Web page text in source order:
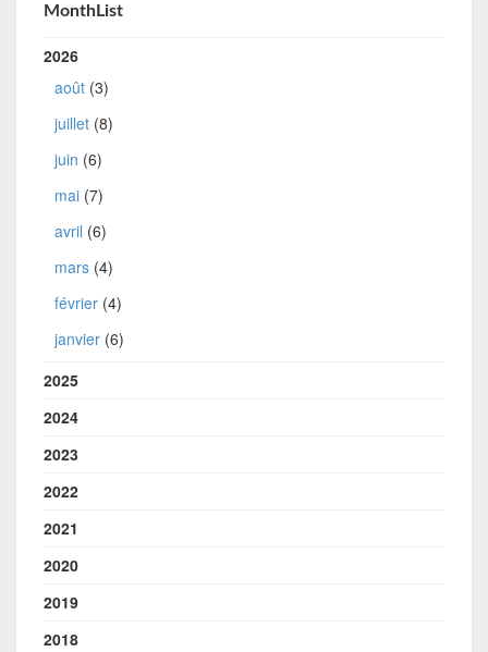
MonthList
2026
août (3)
juillet (8)
juin (6)
mai (7)
avril (6)
mars (4)
février (4)
janvier (6)
2025
2024
2023
2022
2021
2020
2019
2018